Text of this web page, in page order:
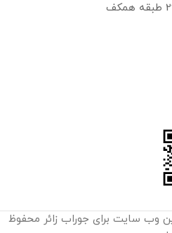
وب‌ سایت برای جوراب زائر محفوظ